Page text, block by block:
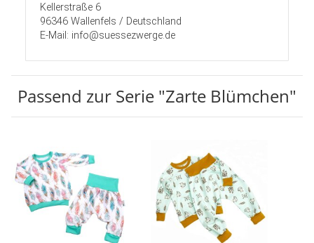
Kellerstraße 6
96346 Wallenfels / Deutschland
E-Mail: info@suessezwerge.de
Passend zur Serie "Zarte Blümchen"